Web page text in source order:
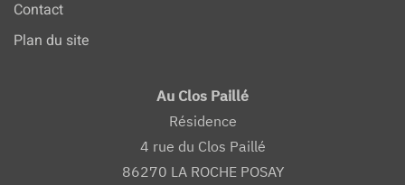
Contact
Plan du site
Au Clos Paillé
Résidence
4 rue du Clos Paillé
86270 LA ROCHE POSAY